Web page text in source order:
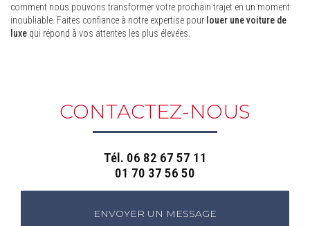
comment nous pouvons transformer votre prochain trajet en un moment
inoubliable. Faites confiance à notre expertise pour louer une voiture de
luxe qui répond à vos attentes les plus élevées.
CONTACTEZ-NOUS
Tél. 06 82 67 57 11
01 70 37 56 50
ENVOYER UN MESSAGE